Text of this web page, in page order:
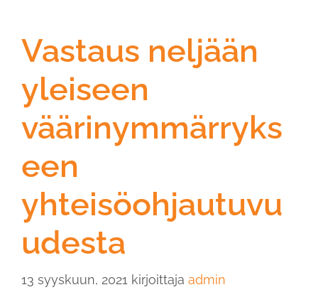
Vastaus neljään
yleiseen
väärinymmärryks
een
yhteisöohjautuvu
udesta
13 syyskuun, 2021 kirjoittaja admin